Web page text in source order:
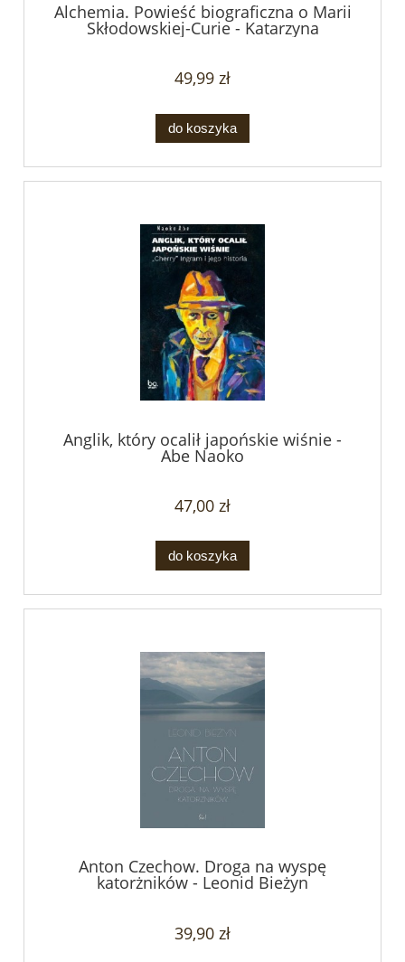
Alchemia. Powieść biograficzna o Marii
Skłodowskiej-Curie - Katarzyna
Zyskowska
49,99 zł
do koszyka
Anglik, który ocalił japońskie wiśnie -
Abe Naoko
47,00 zł
do koszyka
Anton Czechow. Droga na wyspę
katorżników - Leonid Bieżyn
39,90 zł